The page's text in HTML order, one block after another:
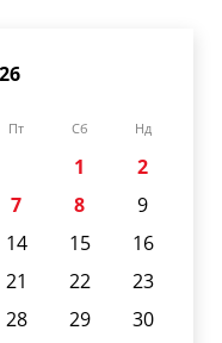
Пт Сб Нд
1
2
7 8
9
14 15
16
21 22
23
28 29
30